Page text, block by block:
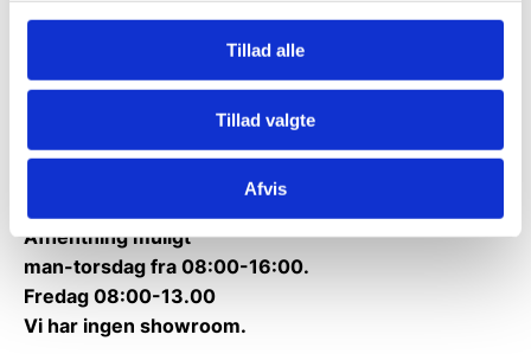
Tillad alle
Tillad valgte
Afvis
CVR: 38952986
Kontakt@gastrobutikken.dk
Mandag til torsdag: 10:00 – 14:00.
Afhentning muligt
man-torsdag fra 08:00-16:00.
Fredag 08:00-13.00
Vi har ingen showroom.